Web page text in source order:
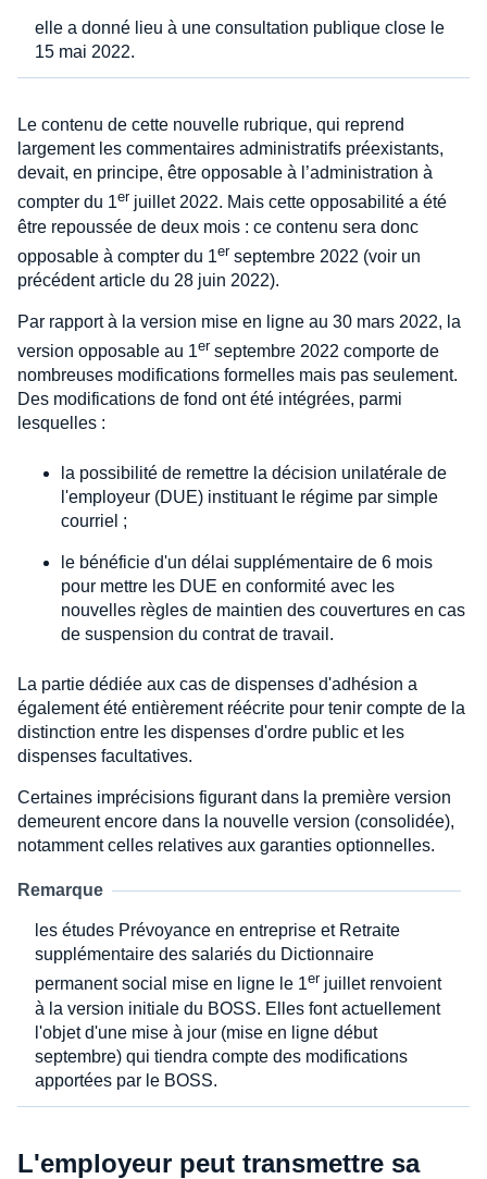
elle a donné lieu à une consultation publique close le
15 mai 2022.
Le contenu de cette nouvelle rubrique, qui reprend
largement les commentaires administratifs préexistants,
devait, en principe, être opposable à l’administration à
compter du 1er juillet 2022. Mais cette opposabilité a été
être repoussée de deux mois : ce contenu sera donc
opposable à compter du 1er septembre 2022 (voir un
précédent article du 28 juin 2022).
Par rapport à la version mise en ligne au 30 mars 2022, la
version opposable au 1er septembre 2022 comporte de
nombreuses modifications formelles mais pas seulement.
Des modifications de fond ont été intégrées, parmi
lesquelles :
la possibilité de remettre la décision unilatérale de
l'employeur (DUE) instituant le régime par simple
courriel ;
le bénéficie d'un délai supplémentaire de 6 mois
pour mettre les DUE en conformité avec les
nouvelles règles de maintien des couvertures en cas
de suspension du contrat de travail.
La partie dédiée aux cas de dispenses d'adhésion a
également été entièrement réécrite pour tenir compte de la
distinction entre les dispenses d'ordre public et les
dispenses facultatives.
Certaines imprécisions figurant dans la première version
demeurent encore dans la nouvelle version (consolidée),
notamment celles relatives aux garanties optionnelles.
Remarque
les études Prévoyance en entreprise et Retraite
supplémentaire des salariés du Dictionnaire
permanent social mise en ligne le 1er juillet renvoient
à la version initiale du BOSS. Elles font actuellement
l'objet d'une mise à jour (mise en ligne début
septembre) qui tiendra compte des modifications
apportées par le BOSS.
L'employeur peut transmettre sa